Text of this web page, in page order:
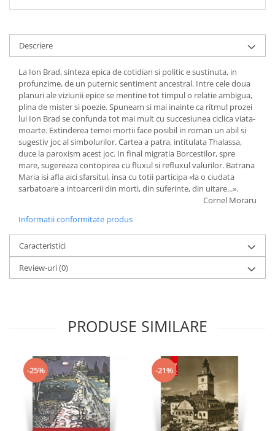
Descriere
La Ion Brad, sinteza epica de cotidian si politic e sustinuta, in
profunzime, de un puternic sentiment ancestral. Intre cele doua
planuri ale viziunii epice se mentine tot timpul o relatie ambigua,
plina de mister si poezie. Spuneam si mai inainte ca ritmul prozei
lui Ion Brad se confunda tot mai mult cu succesiunea ciclica viata-
moarte. Extinderea temei mortii face posibil in roman un abil si
sugestiv joc al simbolurilor. Cartea a patra, intitulata Thalassa,
duce la paroxism acest joc. In final migratia Borcestilor, spre
mare, sugereaza contopirea cu fluxul si refluxul valurilor. Batrana
Maria isi afla aici sfarsitul, insa cu totii participa «la o ciudata
sarbatoare a intoarcerii din morti, din suferinte, din uitare...».
Cornel Moraru
Informatii conformitate produs
Caracteristici
Review-uri(0)
PRODUSE SIMILARE
-25% -21%